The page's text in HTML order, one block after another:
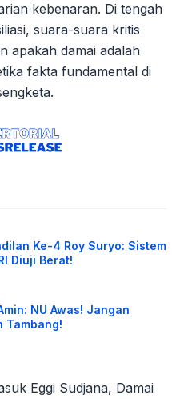
kebenaran. Di tengah
suara-suara kritis
apakah damai adalah
fakta fundamental di
Ke-4 Roy Suryo: Sistem
Diuji Berat!
NU Awas! Jangan
Tambang!
Eggi Sudjana, Damai